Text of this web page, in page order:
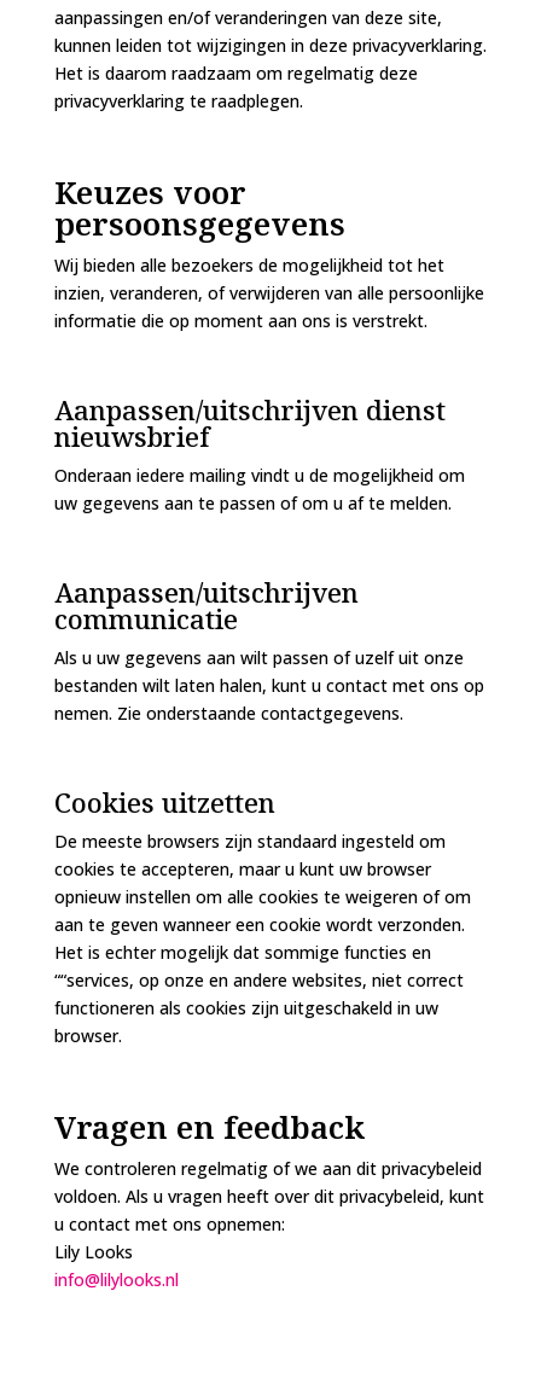
aanpassingen en/of veranderingen van deze site,
kunnen leiden tot wijzigingen in deze privacyverklaring.
Het is daarom raadzaam om regelmatig deze
privacyverklaring te raadplegen.
Keuzes voor
persoonsgegevens
Wij bieden alle bezoekers de mogelijkheid tot het
inzien, veranderen, of verwijderen van alle persoonlijke
informatie die op moment aan ons is verstrekt.
Aanpassen/uitschrijven dienst
nieuwsbrief
Onderaan iedere mailing vindt u de mogelijkheid om
uw gegevens aan te passen of om u af te melden.
Aanpassen/uitschrijven
communicatie
Als u uw gegevens aan wilt passen of uzelf uit onze
bestanden wilt laten halen, kunt u contact met ons op
nemen. Zie onderstaande contactgegevens.
Cookies uitzetten
De meeste browsers zijn standaard ingesteld om
cookies te accepteren, maar u kunt uw browser
opnieuw instellen om alle cookies te weigeren of om
aan te geven wanneer een cookie wordt verzonden.
Het is echter mogelijk dat sommige functies en
““services, op onze en andere websites, niet correct
functioneren als cookies zijn uitgeschakeld in uw
browser.
Vragen en feedback
We controleren regelmatig of we aan dit privacybeleid
voldoen. Als u vragen heeft over dit privacybeleid, kunt
u contact met ons opnemen:
Lily Looks
info@lilylooks.nl